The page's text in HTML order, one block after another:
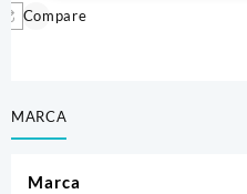
Compare
MARCA
Marca